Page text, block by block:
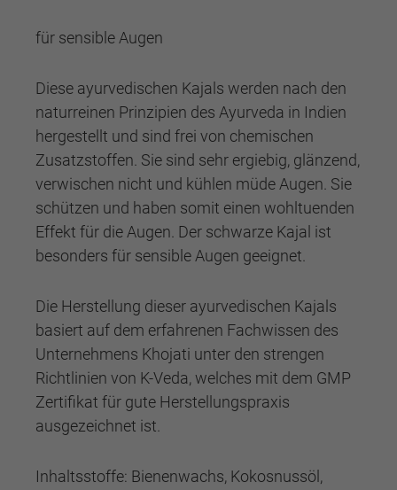
für sensible Augen
Diese ayurvedischen Kajals werden nach den
naturreinen Prinzipien des Ayurveda in Indien
hergestellt und sind frei von chemischen
Zusatzstoffen. Sie sind sehr ergiebig, glänzend,
verwischen nicht und kühlen müde Augen. Sie
schützen und haben somit einen wohltuenden
Effekt für die Augen. Der schwarze Kajal ist
besonders für sensible Augen geeignet.
Die Herstellung dieser ayurvedischen Kajals
basiert auf dem erfahrenen Fachwissen des
Unternehmens Khojati unter den strengen
Richtlinien von K-Veda, welches mit dem GMP
Zertifikat für gute Herstellungspraxis
ausgezeichnet ist.
Inhaltsstoffe: Bienenwachs, Kokosnussöl,